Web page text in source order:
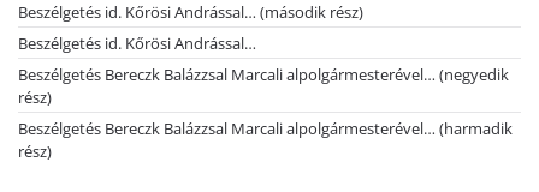
Beszélgetés id. Kőrösi Andrással… (második rész)
Beszélgetés id. Kőrösi Andrással…
Beszélgetés Bereczk Balázzsal Marcali alpolgármesterével… (negyedik
rész)
Beszélgetés Bereczk Balázzsal Marcali alpolgármesterével… (harmadik
rész)